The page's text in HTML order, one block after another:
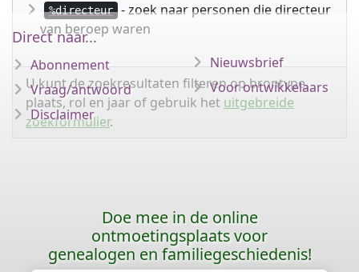
%directeur
- zoek naar personen die directeur
van beroep waren
U kunt de zoekresultaten filteren op brontype,
plaats, rol en jaar of gebruik het uitgebreide
zoekformulier.
Direct naar...
Abonnement
Vraag/antwoord
Disclaimer
Nieuwsbrief
Voor ontwikkelaars
Doe mee in de online
ontmoetingsplaats voor
genealogen en familiegeschiedenis!